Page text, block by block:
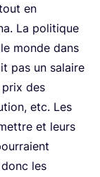
en
La poli­tique
monde dans
pas un salaire
des
etc. Les
et leurs
les